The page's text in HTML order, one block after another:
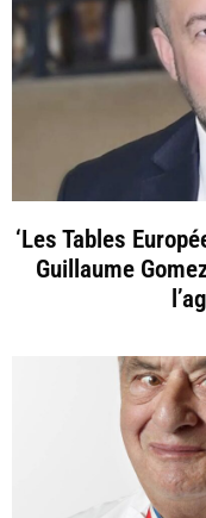
‘Les Tables
Guillaume